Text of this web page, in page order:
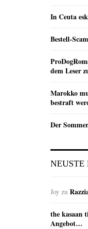
In Ceuta
Bestell-
dem Leser
Marokko
bestraft
Der
NEUSTE
Joy zu
the kasaan
Angebot…